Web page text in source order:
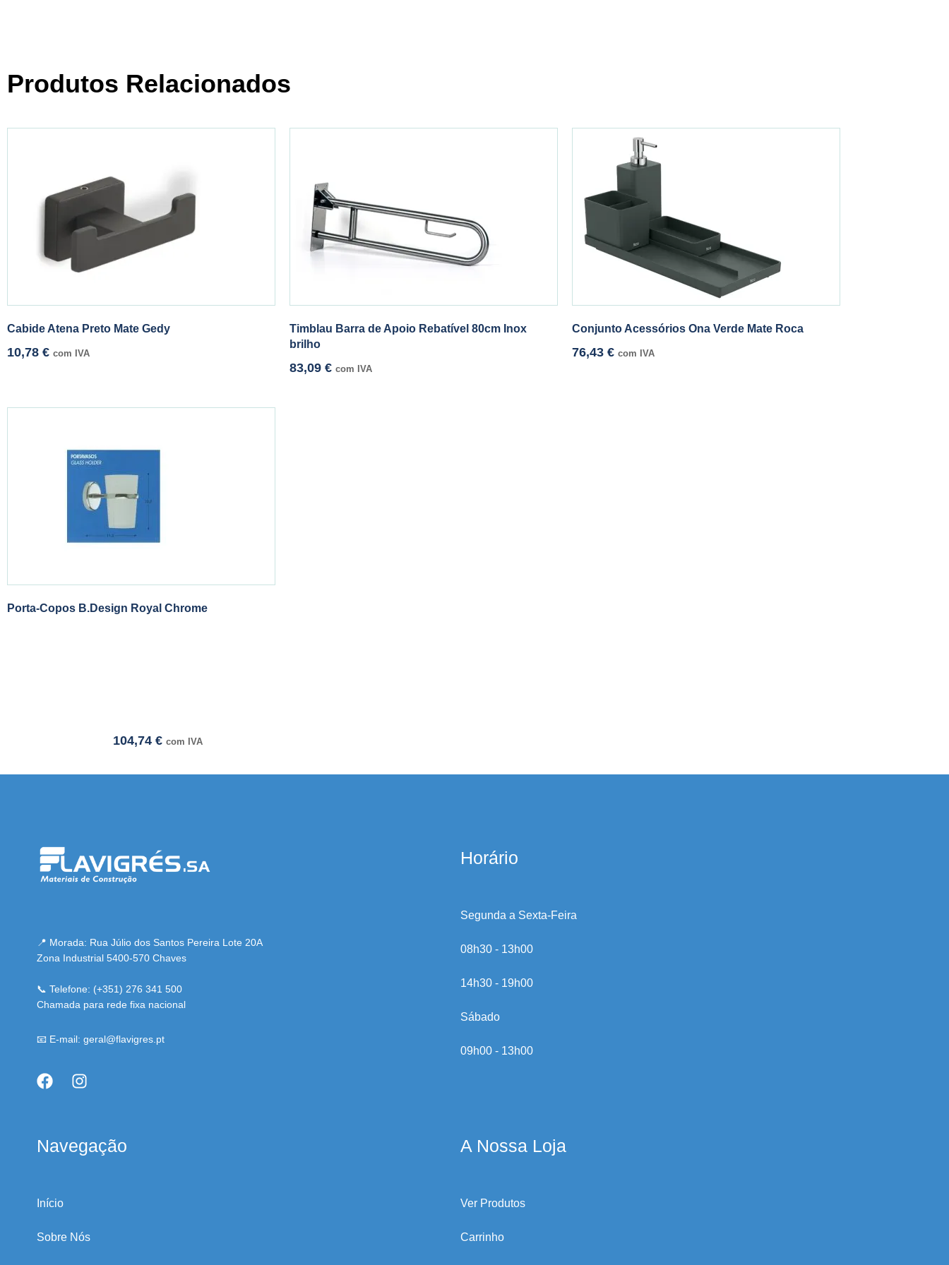
Produtos Relacionados
Cabide Atena Preto Mate Gedy
10,78 € com IVA
Timblau Barra de Apoio Rebatível 80cm Inox
brilho
83,09 € com IVA
Conjunto Acessórios Ona Verde Mate Roca
76,43 € com IVA
Porta-Copos B.Design Royal Chrome
104,74 € com IVA
📍 Morada: Rua Júlio dos Santos Pereira Lote 20A
Zona Industrial 5400-570 Chaves
📞 Telefone: (+351) 276 341 500
Chamada para rede fixa nacional
📧 E-mail: geral@flavigres.pt
Horário
Segunda a Sexta-Feira
08h30 - 13h00
14h30 - 19h00
Sábado
09h00 - 13h00
Navegação
Início
Sobre Nós
A Nossa Loja
Ver Produtos
Carrinho